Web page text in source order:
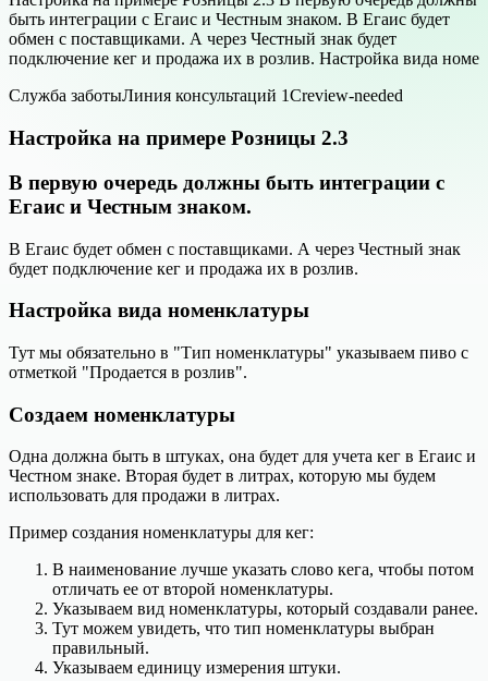
быть интеграции с Егаис и Честным знаком. В Егаис будет
обмен с поставщиками. А через Честный знак будет
подключение кег и продажа их в розлив. Настройка вида номе
Служба заботыЛиния консультаций 1Сreview-needed
Настройка на примере Розницы 2.3
В первую очередь должны быть интеграции с
Егаис и Честным знаком.
В Егаис будет обмен с поставщиками. А через Честный знак
будет подключение кег и продажа их в розлив.
Настройка вида номенклатуры
Тут мы обязательно в "Тип номенклатуры" указываем пиво с
отметкой "Продается в розлив".
Создаем номенклатуры
Одна должна быть в штуках, она будет для учета кег в Егаис и
Честном знаке. Вторая будет в литрах, которую мы будем
использовать для продажи в литрах.
Пример создания номенклатуры для кег:
В наименование лучше указать слово кега, чтобы потом
отличать ее от второй номенклатуры.
Указываем вид номенклатуры, который создавали ранее.
Тут можем увидеть, что тип номенклатуры выбран
правильный.
Указываем единицу измерения штуки.